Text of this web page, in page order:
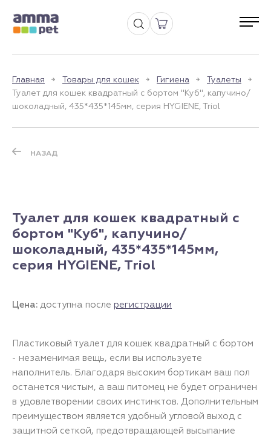
Главная Товары для кошек Гигиена
Туалеты
Туалет для кошек квадратный с бортом "Куб", капучино/
шоколадный, 435*435*145мм, серия HYGIENE, Triol
НАЗАД
Туалет для кошек квадратный с
бортом "Куб", капучино/
шоколадный, 435*435*145мм,
серия HYGIENE, Triol
Цена: доступна после регистрации
Пластиковый туалет для кошек квадратный с бортом
- незаменимая вещь, если вы используете
наполнитель. Благодаря высоким бортикам ваш пол
останется чистым, а ваш питомец не будет ограничен
в удовлетворении своих инстинктов. Дополнительным
преимуществом является удобный угловой выход с
защитной сеткой, предотвращающей высыпание